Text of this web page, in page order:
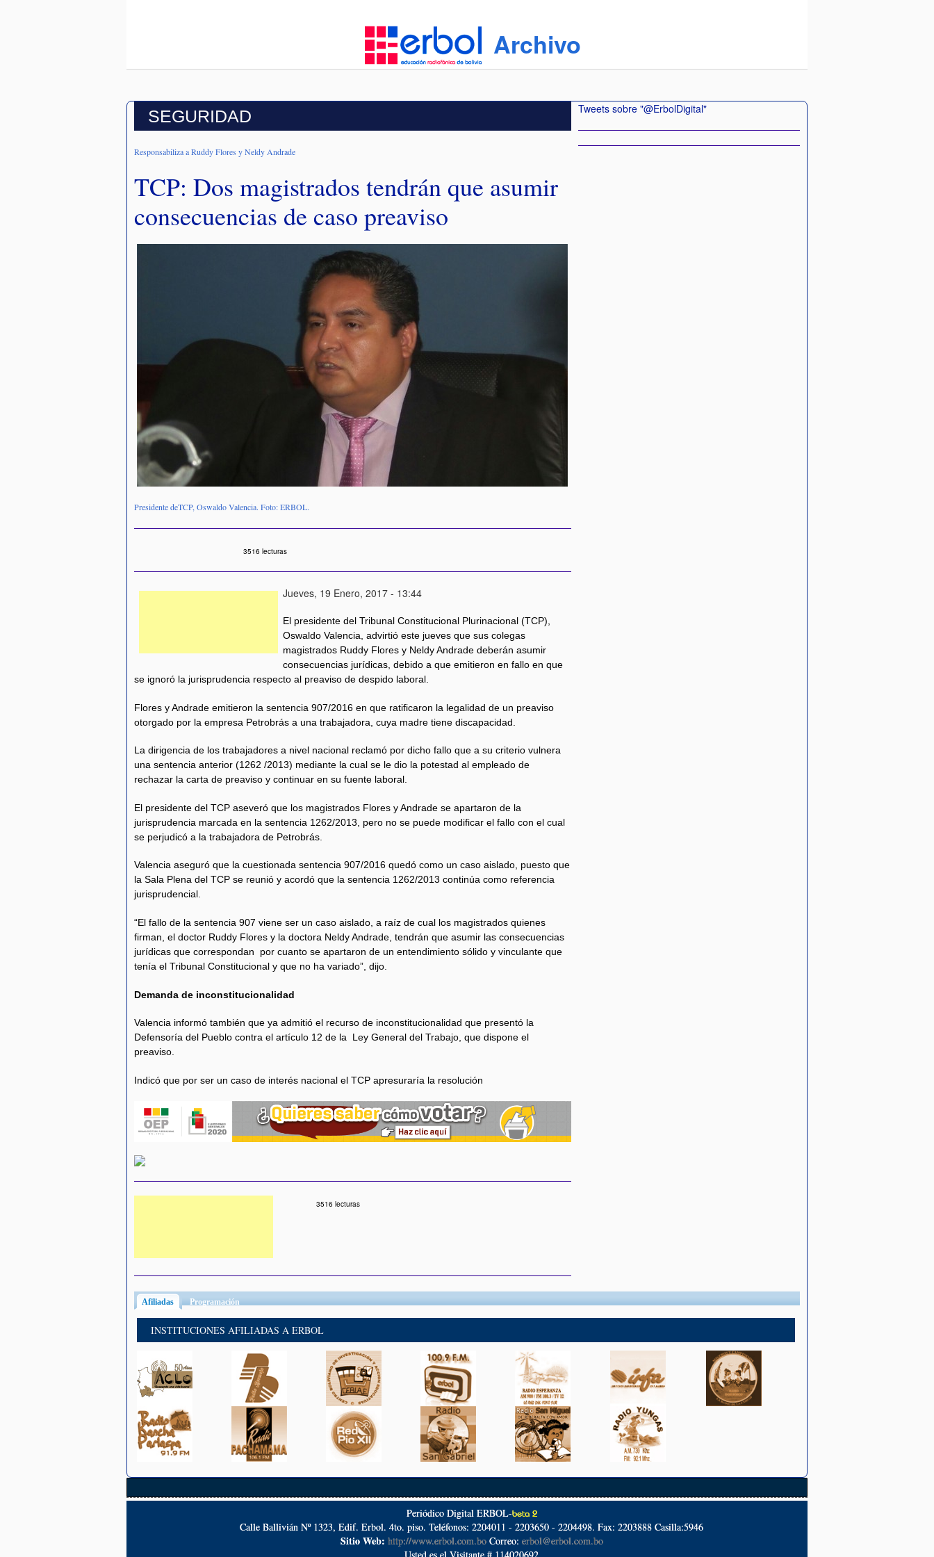
Archivo
SEGURIDAD
Responsabiliza a Ruddy Flores y Neldy Andrade
TCP: Dos magistrados tendrán que asumir
consecuencias de caso preaviso
Presidente deTCP, Oswaldo Valencia. Foto: ERBOL.
3516 lecturas
Jueves, 19 Enero, 2017 - 13:44
El presidente del Tribunal Constitucional Plurinacional (TCP),
Oswaldo Valencia, advirtió este jueves que sus colegas
magistrados Ruddy Flores y Neldy Andrade deberán asumir
consecuencias jurídicas, debido a que emitieron en fallo en que
se ignoró la jurisprudencia respecto al preaviso de despido laboral.
Flores y Andrade emitieron la sentencia 907/2016 en que ratificaron la legalidad de un preaviso
otorgado por la empresa Petrobrás a una trabajadora, cuya madre tiene discapacidad.
La dirigencia de los trabajadores a nivel nacional reclamó por dicho fallo que a su criterio vulnera
una sentencia anterior (1262 /2013) mediante la cual se le dio la potestad al empleado de
rechazar la carta de preaviso y continuar en su fuente laboral.
El presidente del TCP aseveró que los magistrados Flores y Andrade se apartaron de la
jurisprudencia marcada en la sentencia 1262/2013, pero no se puede modificar el fallo con el cual
se perjudicó a la trabajadora de Petrobrás.
Valencia aseguró que la cuestionada sentencia 907/2016 quedó como un caso aislado, puesto que
la Sala Plena del TCP se reunió y acordó que la sentencia 1262/2013 continúa como referencia
jurisprudencial.
“El fallo de la sentencia 907 viene ser un caso aislado, a raíz de cual los magistrados quienes
firman, el doctor Ruddy Flores y la doctora Neldy Andrade, tendrán que asumir las consecuencias
jurídicas que correspondan por cuanto se apartaron de un entendimiento sólido y vinculante que
tenía el Tribunal Constitucional y que no ha variado”, dijo.
Demanda de inconstitucionalidad
Valencia informó también que ya admitió el recurso de inconstitucionalidad que presentó la
Defensoría del Pueblo contra el artículo 12 de la Ley General del Trabajo, que dispone el
preaviso.
Indicó que por ser un caso de interés nacional el TCP apresuraría la resolución
3516 lecturas
Tweets sobre "@ErbolDigital"
Afiliadas (solapa activa)
Programación
INSTITUCIONES AFILIADAS A ERBOL
Periódico Digital ERBOL-beta 2
Calle Ballivián Nº 1323, Edif. Erbol. 4to. piso. Teléfonos: 2204011 - 2203650 - 2204498. Fax: 2203888 Casilla:5946
Sitio Web: http://www.erbol.com.boCorreo: erbol@erbol.com.bo